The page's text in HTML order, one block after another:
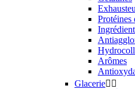
Protéines
Arômes
Glacerie 